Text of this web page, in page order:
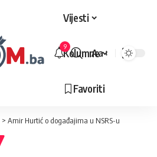
Vijesti
Kolumne
Favoriti
9
Veličina
Aa
> Amir Hurtić o događajima u NSRS-u